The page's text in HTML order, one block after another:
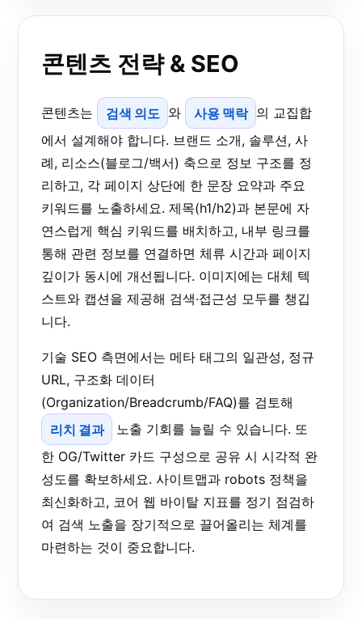
콘텐츠 전략 & SEO
콘텐츠는 검색 의도 와 사용 맥락 의 교집합
에서 설계해야 합니다. 브랜드 소개, 솔루션, 사
례, 리소스(블로그/백서) 축으로 정보 구조를 정
리하고, 각 페이지 상단에 한 문장 요약과 주요
키워드를 노출하세요. 제목(h1/h2)과 본문에 자
연스럽게 핵심 키워드를 배치하고, 내부 링크를
통해 관련 정보를 연결하면 체류 시간과 페이지
깊이가 동시에 개선됩니다. 이미지에는 대체 텍
스트와 캡션을 제공해 검색·접근성 모두를 챙깁
니다.
기술 SEO 측면에서는 메타 태그의 일관성, 정규
URL, 구조화 데이터
(Organization/Breadcrumb/FAQ)를 검토해
리치 결과
노출 기회를 늘릴 수 있습니다. 또
한 OG/Twitter 카드 구성으로 공유 시 시각적 완
성도를 확보하세요. 사이트맵과 robots 정책을
최신화하고, 코어 웹 바이탈 지표를 정기 점검하
여 검색 노출을 장기적으로 끌어올리는 체계를
마련하는 것이 중요합니다.